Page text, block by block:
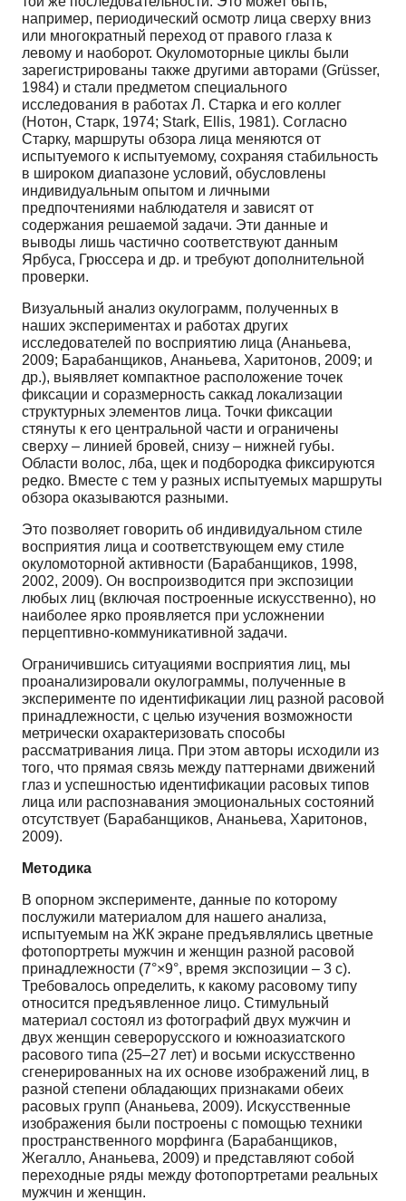
например, периодический осмотр лица сверху вниз
или многократный переход от правого глаза к
левому и наоборот. Окуломоторные циклы были
зарегистрированы также другими авторами (Grüsser,
1984) и стали предметом специального
исследования в работах Л. Старка и его коллег
(Нотон, Старк, 1974; Stark, Ellis, 1981). Согласно
Старку, маршруты обзора лица меняются от
испытуемого к испытуемому, сохраняя стабильность
в широком диапазоне условий, обусловлены
индивидуальным опытом и личными
предпочтениями наблюдателя и зависят от
содержания решаемой задачи. Эти данные и
выводы лишь частично соответствуют данным
Ярбуса, Грюссера и др. и требуют дополнительной
проверки.
Визуальный анализ окулограмм, полученных в
наших экспериментах и работах других
исследователей по восприятию лица (Ананьева,
2009; Барабанщиков, Ананьева, Харитонов, 2009; и
др.), выявляет компактное расположение точек
фиксации и соразмерность саккад локализации
структурных элементов лица. Точки фиксации
стянуты к его центральной части и ограничены
сверху – линией бровей, снизу – нижней губы.
Области волос, лба, щек и подбородка фиксируются
редко. Вместе с тем у разных испытуемых маршруты
обзора оказываются разными.
Это позволяет говорить об индивидуальном стиле
восприятия лица и соответствующем ему стиле
окуломоторной активности (Барабанщиков, 1998,
2002, 2009). Он воспроизводится при экспозиции
любых лиц (включая построенные искусственно), но
наиболее ярко проявляется при усложнении
перцептивно-коммуникативной задачи.
Ограничившись ситуациями восприятия лиц, мы
проанализировали окулограммы, полученные в
эксперименте по идентификации лиц разной расовой
принадлежности, с целью изучения возможности
метрически охарактеризовать способы
рассматривания лица. При этом авторы исходили из
того, что прямая связь между паттернами движений
глаз и успешностью идентификации расовых типов
лица или распознавания эмоциональных состояний
отсутствует (Барабанщиков, Ананьева, Харитонов,
2009).
Методика
В опорном эксперименте, данные по которому
послужили материалом для нашего анализа,
испытуемым на ЖК экране предъявлялись цветные
фотопортреты мужчин и женщин разной расовой
принадлежности (7°×9°, время экспозиции – 3 с).
Требовалось определить, к какому расовому типу
относится предъявленное лицо. Стимульный
материал состоял из фотографий двух мужчин и
двух женщин северорусского и южноазиатского
расового типа (25–27 лет) и восьми искусственно
сгенерированных на их основе изображений лиц, в
разной степени обладающих признаками обеих
расовых групп (Ананьева, 2009). Искусственные
изображения были построены с помощью техники
пространственного морфинга (Барабанщиков,
Жегалло, Ананьева, 2009) и представляют собой
переходные ряды между фотопортретами реальных
мужчин и женщин.